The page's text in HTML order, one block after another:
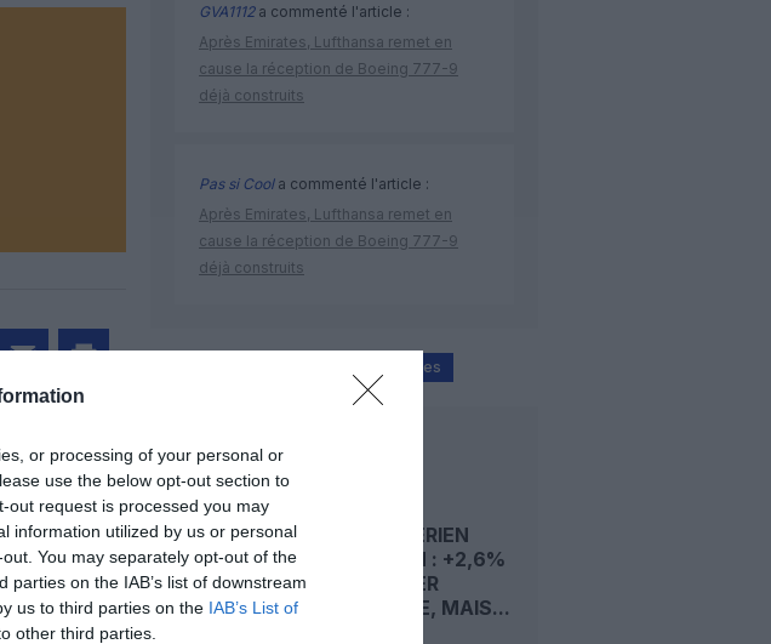
or processing of your personal or
use the below opt-out section to
out request is processed you may
information utilized by us or personal
You may separately opt-out of the
on the IAB’s list of downstream
us to third parties on the IAB’s List of
other third parties.
Print
- 11 h 02 min
RÉPONDRE
GVA1112a commenté l'article :
Après Emirates, Lufthansa remet en
cause la réception de Boeing 777-9
déjà construits
Pas si Coola commenté l'article :
Après Emirates, Lufthansa remet en
cause la réception de Boeing 777-9
déjà construits
pegasus airlines
LIRE AUSSI
TRAFIC AÉRIEN
EUROPÉEN : +2,6%
AU PREMIER
SEMESTRE, MAIS...